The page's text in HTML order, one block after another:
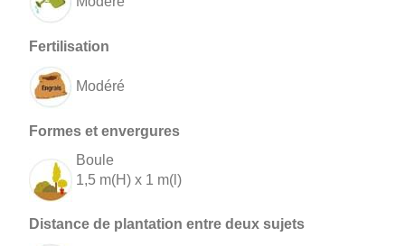
Modéré
Boule
1,5 m(H) x 1 m(l)